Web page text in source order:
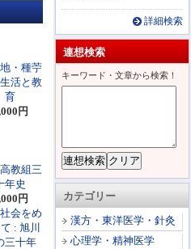
詳細検索
連想検索
キーワード・文章から検索！
カテゴリー
漢方・東洋医学・針灸
心理学・精神医学
・種苧
活と教
育
円
教組三
年史
円
会をめ
: 旭川
三十年